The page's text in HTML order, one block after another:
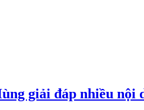
giải đáp nhiều